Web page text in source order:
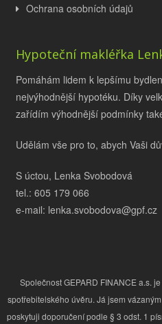
Ochrana osobních údajů
Hypoteční makléřka
Pomáhám lidem k lepšímu
nejvýhodnější hypotéku. Díky
zařídím výhodnější podmínky
Udělám vše pro to, abych Vaši
S úctou, Lenka Svobodová
tel.: 605 179 066
e-mail: lenka.svobodova@gpf.cz
Společnost GEPARD FINANCE a.s.
spotřebitelského úvěru. Já jsem
poskytuji doporučení podle § 3 odst. 1